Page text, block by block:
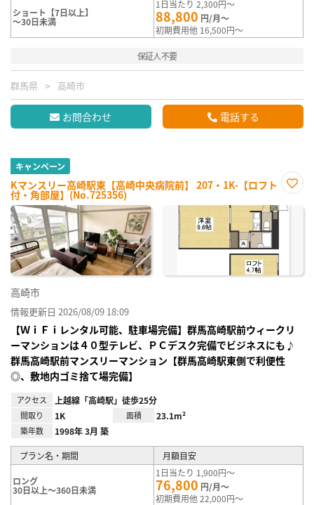
ショート【7日以上】
～30日未満
1日当たり 2,300円～
88,800 円/月～
初期費用他 16,500円～
保証人不要
群馬県 高崎市
お問合わせ 電話する
キャンペーン
Kマンスリー高崎駅東【高崎中央病院前】 207・1K-【ロフト
付・角部屋】(No.725356)
に入
高崎市
情報更新日 2026/08/09 18:09
【ＷｉＦｉレンタル可能、駐車場完備】群馬高崎駅前ウィークリ
ーマンションは４０型テレビ、ＰＣデスク完備でビジネスにも♪
群馬高崎駅前マンスリーマンション【群馬高崎駅東側で利便性
◎、敷地内ゴミ捨て場完備】
アクセス 上越線「高崎駅」徒歩25分
間取り 1K 面積 23.1m²
築年数 1998年 3月 築
プラン名・期間 月額目安
ロング
30日以上～360日未満
1日当たり 1,900円～
76,800 円/月～
初期費用他 22,000円～